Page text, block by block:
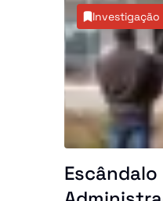
na revista
sediada na
pretende dar
internacional à
produzida no
abertas até 31
Investigação
Escândalo